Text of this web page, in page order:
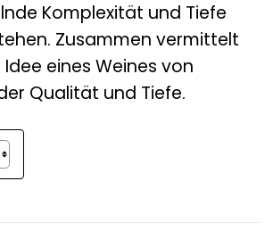
Komplexität und Tiefe
Zusammen vermittelt
eines Weines von
Qualität und Tiefe.